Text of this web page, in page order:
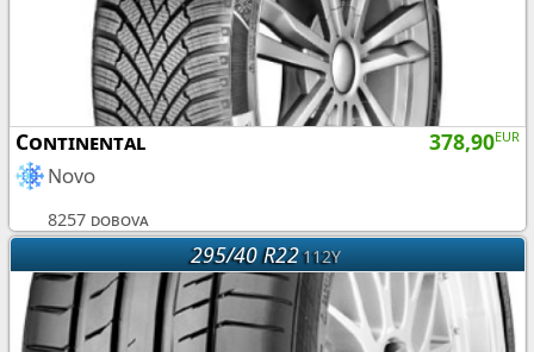
378,90EUR
Continental
Novo
8257 dobova
295/40 R22112Y